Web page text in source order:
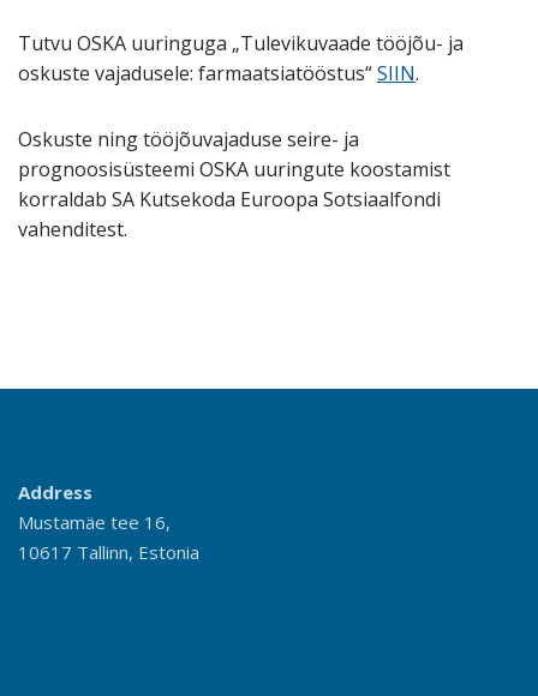
Tutvu OSKA uuringuga „Tulevikuvaade tööjõu- ja
oskuste vajadusele: farmaatsiatööstus“SIIN.
Oskuste ning tööjõuvajaduse seire- ja
prognoosisüsteemi OSKA uuringute koostamist
korraldab SA Kutsekoda Euroopa Sotsiaalfondi
vahenditest.
Address
Mustamäe tee 16,
10617 Tallinn, Estonia